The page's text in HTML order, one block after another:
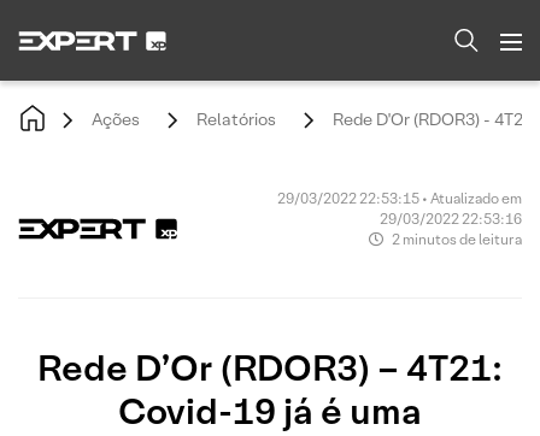
Ações Relatórios Rede D'Or (RDOR3) -
29/03/2022 22:53:15 • Atualizado em
29/03/2022 22:53:16
2 minutos de leitura
Rede D’Or (RDOR3) – 4T21:
Covid-19 já é uma